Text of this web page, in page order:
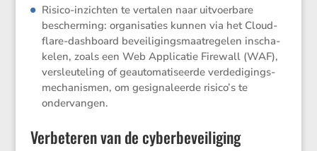
Risico-inzichten te vertalen naar uitvoer­bare
bescher­ming: organi­sa­ties kunnen via het Cloud­
flare-dashboard bevei­li­gings­maat­re­gelen inscha­
kelen, zoals een Web Appli­catie Firewall (WAF),
versleu­te­ling of geauto­ma­ti­seerde verde­di­gings­
me­cha­nismen, om gesig­na­leerde risico’s te
ondervangen.
Verbeteren van de cyberbeveiliging